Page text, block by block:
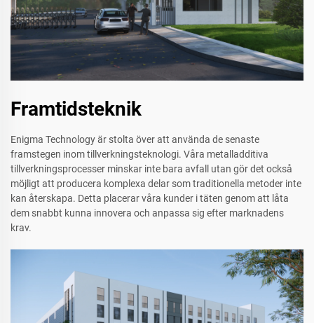
Framtidsteknik
Enigma Technology är stolta över att använda de senaste
framstegen inom tillverkningsteknologi. Våra metalladditiva
tillverkningsprocesser minskar inte bara avfall utan gör det också
möjligt att producera komplexa delar som traditionella metoder inte
kan återskapa. Detta placerar våra kunder i täten genom att låta
dem snabbt kunna innovera och anpassa sig efter marknadens
krav.